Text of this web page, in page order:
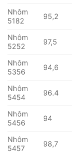
Nhôm
5182
95,2
Nhôm
5252
97,5
Nhôm
5356
94,6
Nhôm
5454
96.4
Nhôm
5456
94
Nhôm
5457
98,7